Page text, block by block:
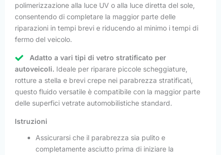
polimerizzazione alla luce UV o alla luce diretta del sole,
consentendo di completare la maggior parte delle
riparazioni in tempi brevi e riducendo al minimo i tempi di
fermo del veicolo.
Adatto a vari tipi di vetro stratificato per
autoveicoli. Ideale per riparare piccole scheggiature,
rotture a stella e brevi crepe nei parabrezza stratificati,
questo fluido versatile è compatibile con la maggior parte
delle superfici vetrate automobilistiche standard.
Istruzioni
Assicurarsi che il parabrezza sia pulito e
completamente asciutto prima di iniziare la